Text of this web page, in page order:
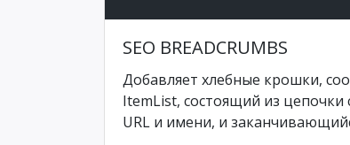
SEO BREADCRUMBS
Добавляет хлебные крошки,
ItemList, состоящий из цепочки
URL и имени, и